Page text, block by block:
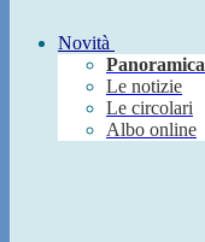
Novità
Panoramica
Le notizie
Le circolari
Albo online